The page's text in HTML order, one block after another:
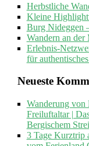
Herbstliche
Kleine
Burg Nideggen
Wandern an der
Erlebnis-
für
Neueste
Wanderung
Freiluftaltar |
Bergischem
3 Tage Kurztrip